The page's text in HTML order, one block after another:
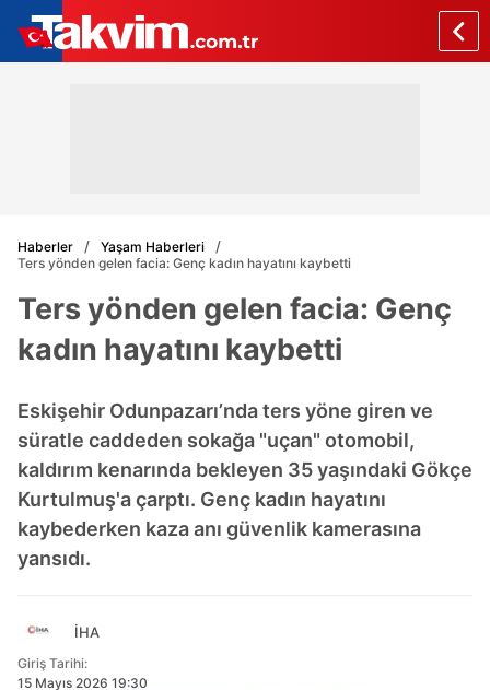
Haberler
Yaşam Haberleri
Ters yönden gelen facia: Genç kadın hayatını kaybetti
Ters yönden gelen facia: Genç
kadın hayatını kaybetti
Eskişehir Odunpazarı’nda ters yöne giren ve
süratle caddeden sokağa "uçan" otomobil,
kaldırım kenarında bekleyen 35 yaşındaki Gökçe
Kurtulmuş'a çarptı. Genç kadın hayatını
kaybederken kaza anı güvenlik kamerasına
yansıdı.
İHA
Giriş Tarihi:
15 Mayıs 2026 19:30